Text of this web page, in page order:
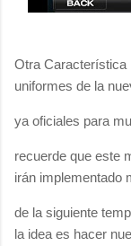
Otra Característica
uniformes de la
ya oficiales para
recuerde que este
irán implementado
de la siguiente
la idea es hacer